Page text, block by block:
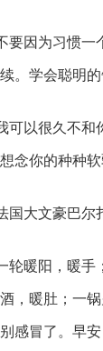
要因为习惯一
。学会聪明
可以很久不和
念你的种种软
国大文豪巴尔
轮暖阳，暖手
，暖肚；一
感冒了。早安